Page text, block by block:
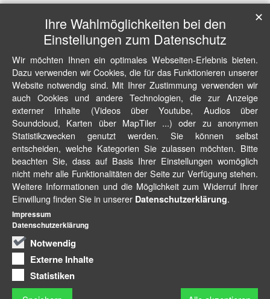
Ihre Wahlmöglichkeiten bei den
Einstellungen zum Datenschutz
Wir möchten Ihnen ein optimales Webseiten-Erlebnis bieten.
Dazu verwenden wir Cookies, die für das Funktionieren unserer
Website notwendig sind. Mit Ihrer Zustimmung verwenden wir
auch Cookies und andere Technologien, die zur Anzeige
externer Inhalte (Videos über Youtube, Audios über
Soundcloud, Karten über MapTiler ...) oder zu anonymen
Statistikzwecken genutzt werden. Sie können selbst
entscheiden, welche Kategorien Sie zulassen möchten. Bitte
beachten Sie, dass auf Basis Ihrer Einstellungen womöglich
nicht mehr alle Funktionalitäten der Seite zur Verfügung stehen.
Weitere Informationen und die Möglichkeit zum Widerruf Ihrer
Einwillung finden Sie in unserer Datenschutzerklärung.
Notwendig
Externe Inhalte
Statistiken
✕
Impressum
Datenschutzerklärung